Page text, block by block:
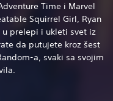
Time i Marvel
Squirrel Girl, Ryan
u prelepi i ukleti svet iz
da putujete kroz šest
a, svaki sa svojim